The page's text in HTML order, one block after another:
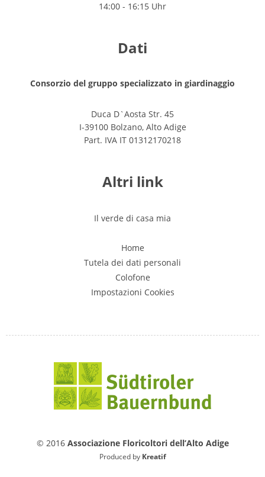
14:00 - 16:15 Uhr
Dati
Consorzio del gruppo specializzato in giardinaggio
Duca D`Aosta Str. 45
I-39100 Bolzano, Alto Adige
Part. IVA IT 01312170218
Altri link
Il verde di casa mia
Home
Tutela dei dati personali
Colofone
Impostazioni Cookies
© 2016 Associazione Floricoltori dell’Alto Adige
Produced by Kreatif